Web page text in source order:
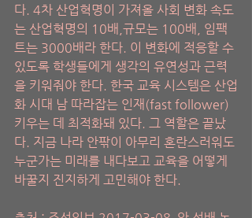
다. 4차 산업혁명이 가져올 사회 변화 속도
는 산업혁명의 10배,규모는 100배, 임팩
트는 3000배라 한다. 이 변화에 적응할 수
있도록 학생들에게 생각의 유연성과 근력
을 키워줘야 한다. 한국 교육 시스템은 산업
화 시대 남 따라잡는 인재(fast follower)
키우는 데 최적화돼 있다. 그 역할은 끝났
다. 지금 나라 안팎이 아무리 혼란스러워도
누군가는 미래를 내다보고 교육을 어떻게
바꿀지 진지하게 고민해야 한다.